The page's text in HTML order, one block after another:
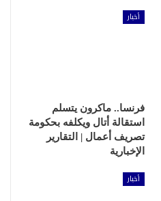
أخبار
فرنسا.. ماكرون يتسلم
استقالة أتال ويكلفه بحكومة
تصريف أعمال | التقارير
الإخبارية
أخبار